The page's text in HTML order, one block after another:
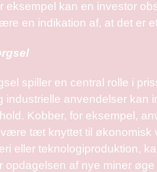
eksempel kan en investor
en indikation af, at det er
spiller en central rolle i
industrielle anvendelser kan
Kobber, for eksempel,
tæt knyttet til
eller teknologiproduktion,
opdagelsen af nye miner